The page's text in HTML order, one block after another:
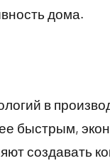
дома.
в
быстрым,
создавать